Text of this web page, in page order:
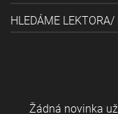
HLEDÁME
Žádná novinka